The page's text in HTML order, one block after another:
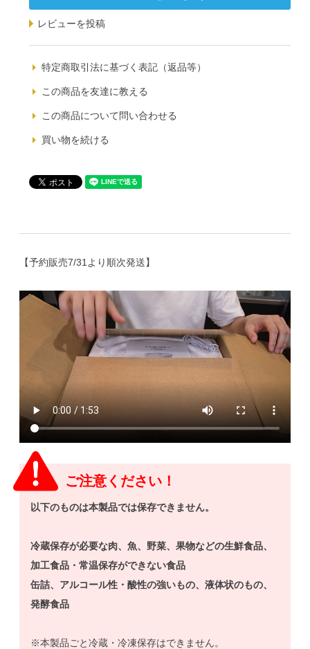
レビューを投稿
特定商取引法に基づく表記（返品等）
この商品を友達に教える
この商品について問い合わせる
買い物を続ける
【予約販売7/31より順次発送】
ご注意ください！
以下のものは本製品では保存できません。
冷蔵保存が必要な肉、魚、野菜、果物などの生鮮食品、
加工食品・常温保存ができない食品
缶詰、アルコール性・酸性の強いもの、液体状のもの、
発酵食品
※本製品ごと冷蔵・冷凍保存はできません。